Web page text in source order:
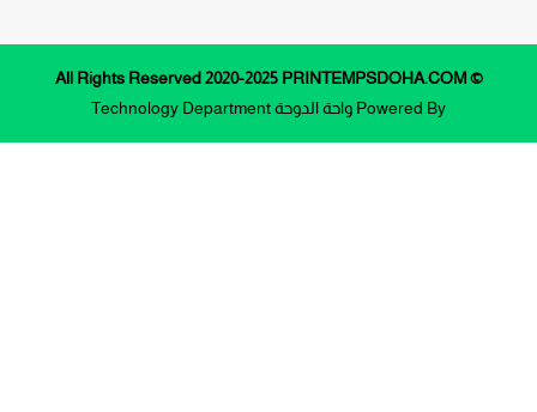
© All Rights Reserved 2020-2025 PRINTEMPSDOHA.COM
Powered By واحة الدوحة